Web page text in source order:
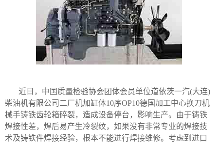
近日，中国质量检验协会团体会员单位道依茨一汽(大连)
柴油机有限公司二厂机加缸体10序OP10德国加工中心换刀机
械手铸铁齿轮箱碎裂，造成设备停台，影响生产。由于铸铁
焊接性差，焊后易产生冷裂纹，如果没有非常专业的焊接技
术及铸铁件焊接经验，根本不能进行焊接维修。考虑到进口